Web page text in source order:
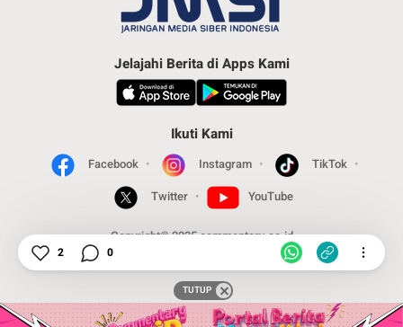
Jelajahi Berita di Apps Kami
Ikuti Kami
Facebook Instagram
TikTok
Twitter
YouTube
Copyright© 2025 commentary.co.id
2 0
TUTUP